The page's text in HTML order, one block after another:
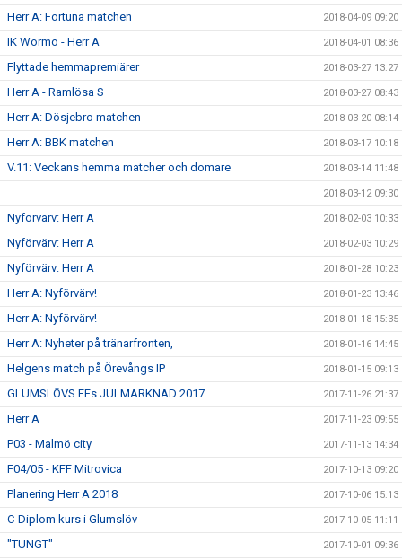
Herr A: Fortuna matchen 2018-04-09 09:20
IK Wormo - Herr A 2018-04-01 08:36
Flyttade hemmapremiärer 2018-03-27 13:27
Herr A - Ramlösa S 2018-03-27 08:43
Herr A: Dösjebro matchen 2018-03-20 08:14
Herr A: BBK matchen 2018-03-17 10:18
V.11: Veckans hemma matcher och domare 2018-03-14 11:48
2018-03-12 09:30
Nyförvärv: Herr A 2018-02-03 10:33
Nyförvärv: Herr A 2018-02-03 10:29
Nyförvärv: Herr A 2018-01-28 10:23
Herr A: Nyförvärv! 2018-01-23 13:46
Herr A: Nyförvärv! 2018-01-18 15:35
Herr A: Nyheter på tränarfronten, 2018-01-16 14:45
Helgens match på Örevångs IP 2018-01-15 09:13
GLUMSLÖVS FFs JULMARKNAD 2017... 2017-11-26 21:37
Herr A 2017-11-23 09:55
P03 - Malmö city 2017-11-13 14:34
F04/05 - KFF Mitrovica 2017-10-13 09:20
Planering Herr A 2018 2017-10-06 15:13
C-Diplom kurs i Glumslöv 2017-10-05 11:11
"TUNGT" 2017-10-01 09:36